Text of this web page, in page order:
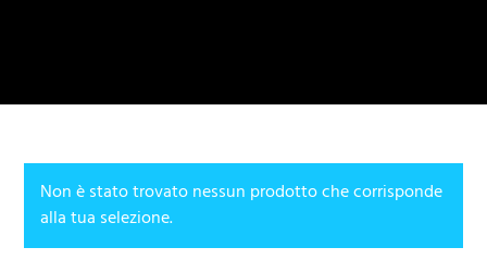
Non è stato trovato nessun prodotto che corrisponde
alla tua selezione.